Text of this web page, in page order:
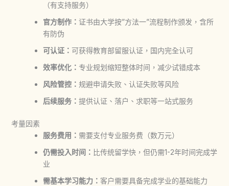
（有支持服务）
官方制作： 证书由大学按”方法一”流程制作颁发，含所
有防伪
可认证： 可获得教育部留服认证，国内完全认可
效率优化： 专业规划缩短整体时间，减少试错成本
风险管控： 规避申请失败、认证失败等风险
后续服务： 提供认证、落户、求职等一站式服务
考量因素
服务费用： 需要支付专业服务费（数万元）
仍需投入时间： 比传统留学快，但仍需1-2年时间完成学
业
需基本学习能力： 客户需要具备完成学业的基础能力